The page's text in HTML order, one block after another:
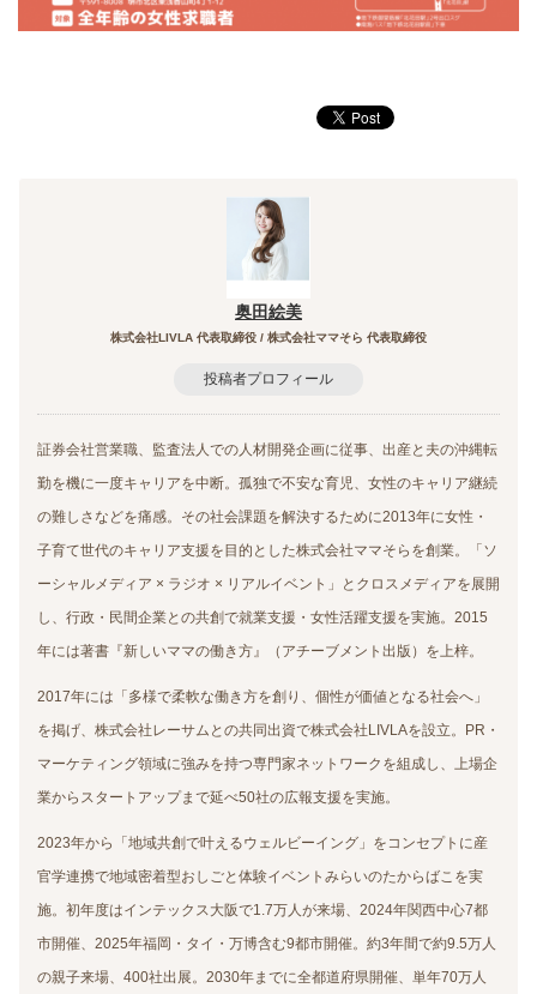
奥田絵美
株式会社LIVLA 代表取締役 / 株式会社ママそら 代表取締役
投稿者プロフィール
証券会社営業職、監査法人での人材開発企画に従事、出産と夫の沖縄転
勤を機に一度キャリアを中断。孤独で不安な育児、女性のキャリア継続
の難しさなどを痛感。その社会課題を解決するために2013年に女性・
子育て世代のキャリア支援を目的とした株式会社ママそらを創業。「ソ
ーシャルメディア × ラジオ × リアルイベント」とクロスメディアを展開
し、行政・民間企業との共創で就業支援・女性活躍支援を実施。2015
年には著書『新しいママの働き方』（アチーブメント出版）を上梓。
2017年には「多様で柔軟な働き方を創り、個性が価値となる社会へ」
を掲げ、株式会社レーサムとの共同出資で株式会社LIVLAを設立。PR・
マーケティング領域に強みを持つ専門家ネットワークを組成し、上場企
業からスタートアップまで延べ50社の広報支援を実施。
2023年から「地域共創で叶えるウェルビーイング」をコンセプトに産
官学連携で地域密着型おしごと体験イベントみらいのたからばこを実
施。初年度はインテックス大阪で1.7万人が来場、2024年関西中心7都
市開催、2025年福岡・タイ・万博含む9都市開催。約3年間で約9.5万人
の親子来場、400社出展。2030年までに全都道府県開催、単年70万人